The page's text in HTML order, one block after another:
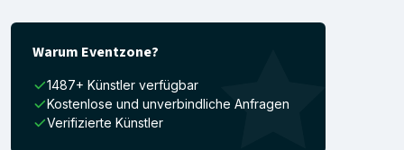
Warum Eventzone?
1487+ Künstler verfügbar
Kostenlose und unverbindliche Anfragen
Verifizierte Künstler